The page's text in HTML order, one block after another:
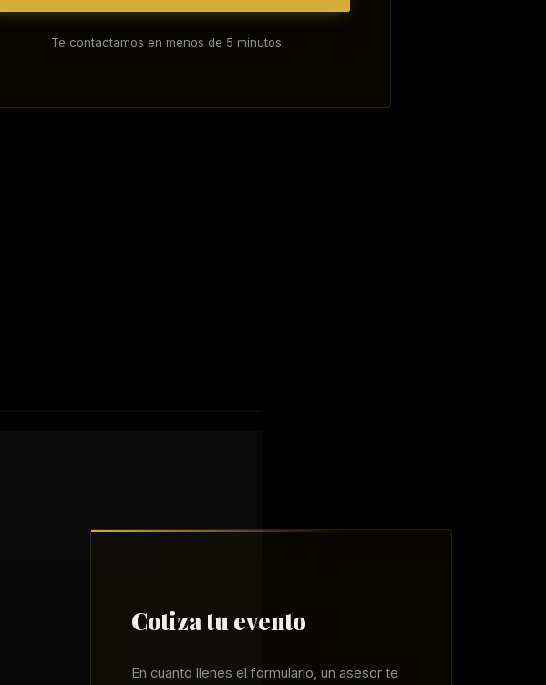
Te contactamos en menos de 5 minutos.
Cotiza tu evento
En cuanto llenes el formulario, un asesor te